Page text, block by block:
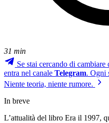
31 min
Se stai cercando di
entra nel canale Telegram. Ogni
Niente teoria, niente rumore.
In breve
L’attualità del libro Era il 1997,